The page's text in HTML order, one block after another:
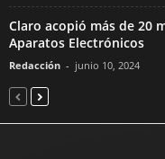
Claro acopió más de 20
Aparatos Electrónicos
Redacción - junio 10, 2024